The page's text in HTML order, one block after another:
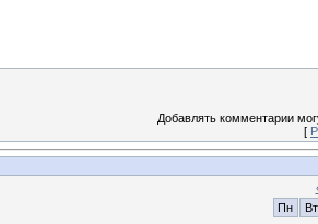
Добавлять комментарии
[
Пн
Вт